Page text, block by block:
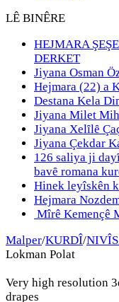
LÊ BINÊRE
HEJMARA
DERKET
Jiyana Osman
Hejmara (22) a
Destana Kela
Jiyana Milet
Jiyana Xelȋlȇ
Jiyana Çekdar
126 saliya ji
bavȇ romana
Hinek leyîskên
Hejmara
Mîrê Kemençê
Malper/KURDÎ/
Lokman Polat
Very high resolution
drapes